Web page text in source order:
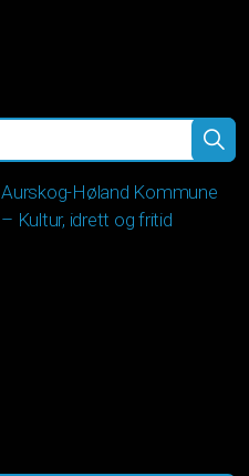
Aurskog-Høland Kommune
– Kultur, idrett og fritid